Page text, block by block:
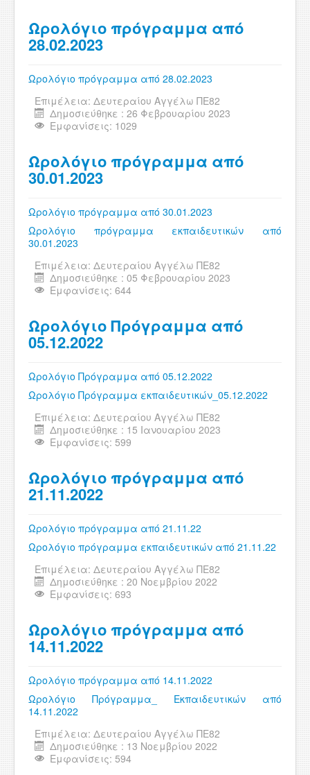
Ωρολόγιο πρόγραμμα από
28.02.2023
Ωρολόγιο πρόγραμμα από 28.02.2023
Επιμέλεια: Δευτεραίου Αγγέλω ΠΕ82
Δημοσιεύθηκε : 26 Φεβρουαρίου 2023
Εμφανίσεις: 1029
Ωρολόγιο πρόγραμμα από
30.01.2023
Ωρολόγιο πρόγραμμα από 30.01.2023
Ωρολόγιο πρόγραμμα εκπαιδευτικών από
30.01.2023
Επιμέλεια: Δευτεραίου Αγγέλω ΠΕ82
Δημοσιεύθηκε : 05 Φεβρουαρίου 2023
Εμφανίσεις: 644
Ωρολόγιο Πρόγραμμα από
05.12.2022
Ωρολόγιο Πρόγραμμα από 05.12.2022
Ωρολόγιο Πρόγραμμα εκπαιδευτικών_05.12.2022
Επιμέλεια: Δευτεραίου Αγγέλω ΠΕ82
Δημοσιεύθηκε : 15 Ιανουαρίου 2023
Εμφανίσεις: 599
Ωρολόγιο πρόγραμμα από
21.11.2022
Ωρολόγιο πρόγραμμα από 21.11.22
Ωρολόγιο πρόγραμμα εκπαιδευτικών από 21.11.22
Επιμέλεια: Δευτεραίου Αγγέλω ΠΕ82
Δημοσιεύθηκε : 20 Νοεμβρίου 2022
Εμφανίσεις: 693
Ωρολόγιο πρόγραμμα από
14.11.2022
Ωρολόγιο πρόγραμμα από 14.11.2022
Ωρολόγιο Πρόγραμμα_ Εκπαιδευτικών από
14.11.2022
Επιμέλεια: Δευτεραίου Αγγέλω ΠΕ82
Δημοσιεύθηκε : 13 Νοεμβρίου 2022
Εμφανίσεις: 594